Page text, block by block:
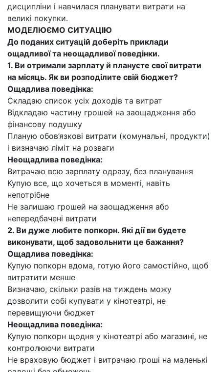
дисципліни і навчилася планувати витрати на
великі покупки.
МОДЕЛЮЄМО СИТУАЦІЮ
До поданих ситуацій доберіть приклади
ощадливої та неощадливої поведінки.
1. Ви отримали зарплату й плануєте свої витрати
на місяць. Як ви розподілите свій бюджет?
Ощадлива поведінка:
Складаю список усіх доходів та витрат
Відкладаю частину грошей на заощадження або
фінансову подушку
Планую обов’язкові витрати (комунальні, продукти)
і визначаю ліміт на розваги
Неощадлива поведінка:
Витрачаю всю зарплату одразу, без планування
Купую все, що хочеться в моменті, навіть
непотрібне
Не залишаю грошей на заощадження або
непередбачені витрати
2. Ви дуже любите попкорн. Які дії ви будете
виконувати, щоб задовольнити це бажання?
Ощадлива поведінка:
Купую попкорн вдома, готую його самостійно, щоб
витратити менше
Визначаю, скільки разів на тиждень можу
дозволити собі купувати у кінотеатрі, не
перевищуючи бюджет
Неощадлива поведінка:
Купую попкорн щодня у кінотеатрі або магазині, не
контролюючи витрати
Не враховую бюджет і витрачаю гроші на маленькі